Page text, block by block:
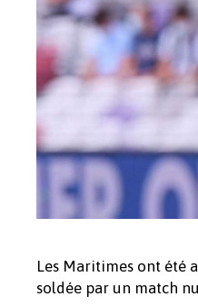
Les Maritimes ont été
soldée par un match